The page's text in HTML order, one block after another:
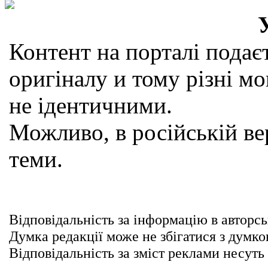
Контент на порталі
оригіналу и тому різні
не ідентичними.
Можливо, в російській
теми.
Відповідальність за інформацію в
Думка редакції може не збігатися з
Відповідальність за зміст реклами